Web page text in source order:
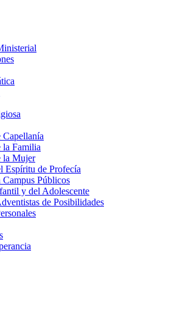
la Familia
la Mujer
Espíritu de Profecía
Públicos
y del Adolescente
de Posibilidades